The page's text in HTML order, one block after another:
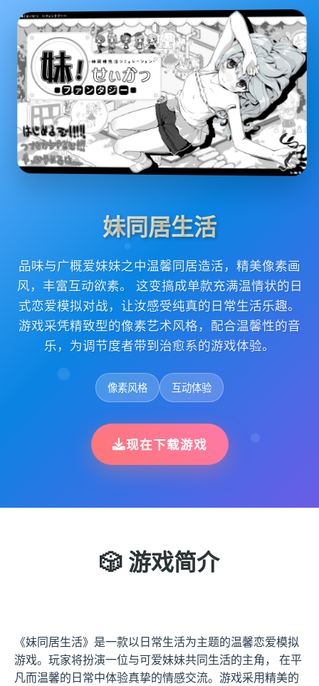
妹同居生活
品味与广概爱妹妹之中温馨同居造活，精美像素画
风，丰富互动欲素。 这变搞成单款充满温情状的日
式恋爱模拟对战，让汝感受纯真的日常生活乐趣。
游戏采凭精致型的像素艺术风格，配合温馨性的音
乐，为调节度者带到治愈系的游戏体验。
像素风格 互动体验
现在下载游戏
🎲 游戏简介
《妹同居生活》是一款以日常生活为主题的温馨恋爱模拟
游戏。玩家将扮演一位与可爱妹妹共同生活的主角， 在平
凡而温馨的日常中体验真挚的情感交流。游戏采用精美的